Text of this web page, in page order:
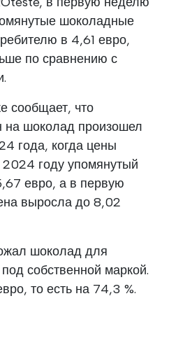
шоколадные
в 4,61 евро,
по сравнению с
сообщает, что
на шоколад произошел
года, когда цены
году упомянутый
евро, а в первую
выросла до 8,02
шоколад для
собственной маркой.
то есть на 74,3 %.